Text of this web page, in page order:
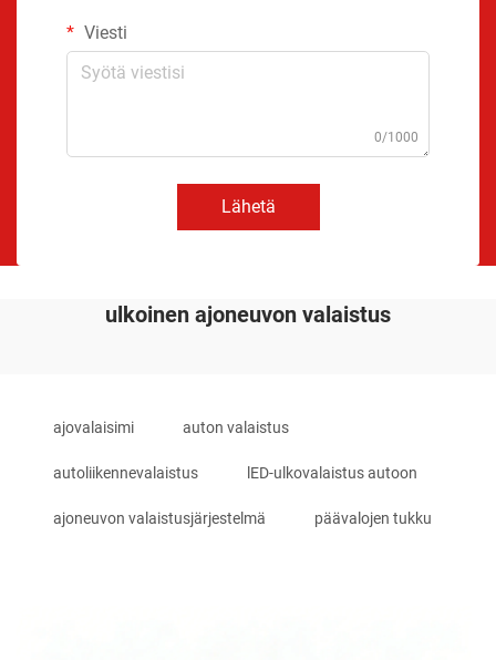
Viesti
0/1000
Lähetä
ulkoinen ajoneuvon valaistus
ajovalaisimi auton valaistus
autoliikennevalaistus lED-ulkovalaistus autoon
ajoneuvon valaistusjärjestelmä päävalojen tukku